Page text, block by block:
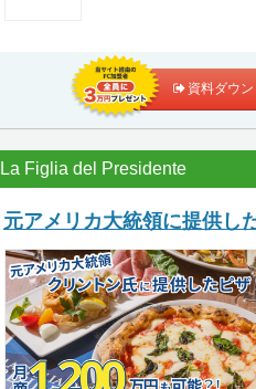
資料ダウ
La Figlia del Presidente
元アメリカ大統領に提供し